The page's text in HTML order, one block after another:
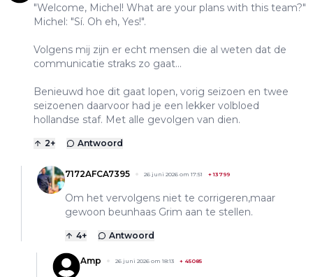
"Welcome, Michel! What are your plans with this team?"
Michel: "Sí. Oh eh, Yes!".
Volgens mij zijn er echt mensen die al weten dat de
communicatie straks zo gaat...
Benieuwd hoe dit gaat lopen, vorig seizoen en twee
seizoenen daarvoor had je een lekker volbloed
hollandse staf. Met alle gevolgen van dien.
2+ Antwoord
7172AFCA7395 26 juni 2026 om 17:51 +13799
Om het vervolgens niet te corrigeren,maar
gewoon beunhaas Grim aan te stellen.
4+ Antwoord
Amp 26 juni 2026 om 18:13 + 45085